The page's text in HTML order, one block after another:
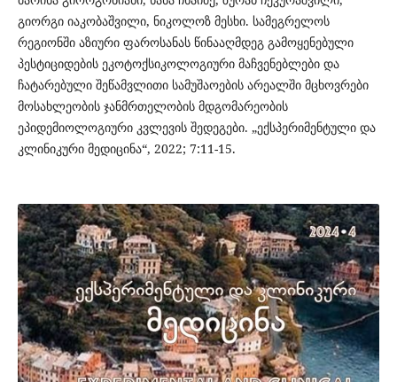
გიორგი იაკობაშვილი, ნიკოლოზ მესხი. სამეგრელოს
რეგიონში აზიური ფაროსანას წინააღმდეგ გამოყენებული
პესტიციდების ეკოტოქსიკოლოგიური მაჩვენებლები და
ჩატარებული შეწამვლითი სამუშაოების არეალში მცხოვრები
მოსახლეობის ჯანმრთელობის მდგომარეობის
ეპიდემიოლოგიური კვლევის შედეგები. „ექსპერიმენტული და
კლინიკური მედიცინა“, 2022; 7:11-15.